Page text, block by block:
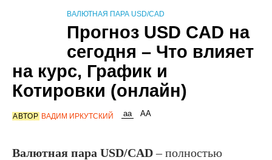
ВАЛЮТНАЯ ПАРА USD/CAD
Прогноз USD CAD на
сегодня – Что влияет
на курс, График и
Котировки (онлайн)
АВТОР ВАДИМ ИРКУТСКИЙ
Валютная пара USD/CAD– полностью